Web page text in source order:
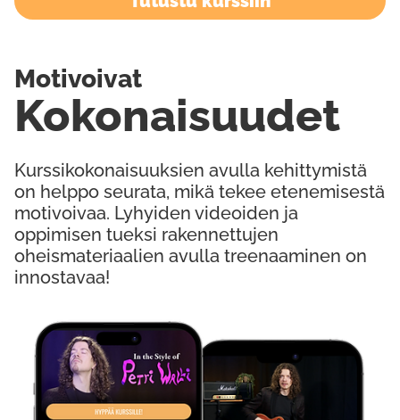
Kurssikokonaisuuksien avulla kehittymistä
on helppo seurata, mikä tekee etenemisestä
motivoivaa. Lyhyiden videoiden ja
oppimisen tueksi rakennettujen
oheismateriaalien avulla treenaaminen on
innostavaa!
Kokonaisuudet
Motivoivat